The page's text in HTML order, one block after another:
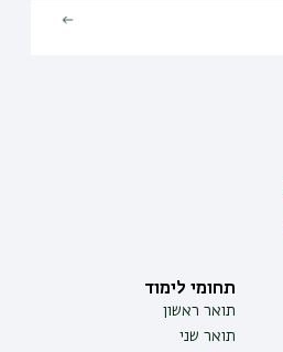
תחומי לימוד
תואר ראשון
תואר שני